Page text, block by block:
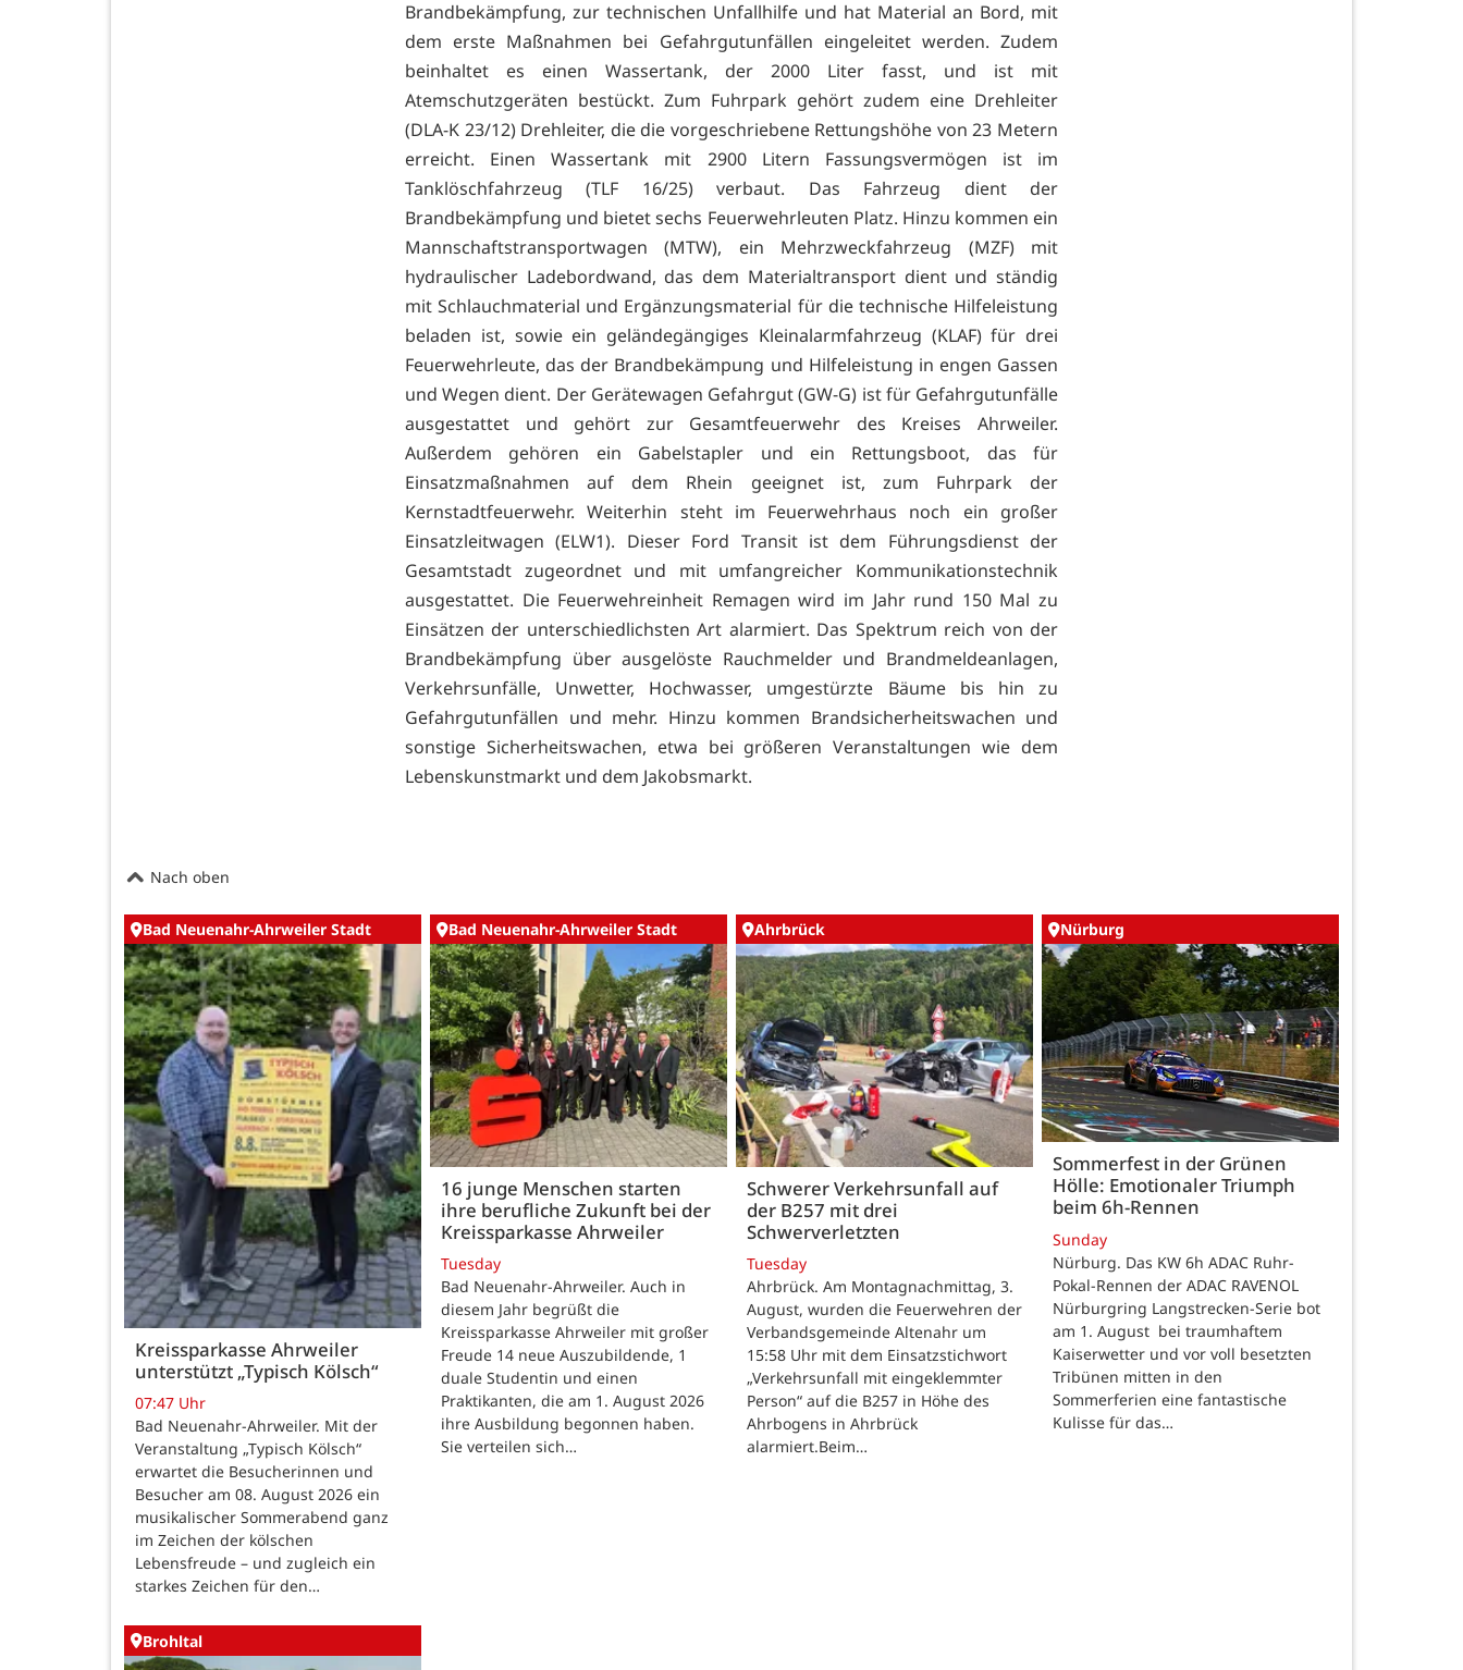
Brandbekämpfung, zur technischen Unfallhilfe und hat Material an Bord, mit
dem erste Maßnahmen bei Gefahrgutunfällen eingeleitet werden. Zudem
beinhaltet es einen Wassertank, der 2000 Liter fasst, und ist mit
Atemschutzgeräten bestückt. Zum Fuhrpark gehört zudem eine Drehleiter
(DLA-K 23/12) Drehleiter, die die vorgeschriebene Rettungshöhe von 23 Metern
erreicht. Einen Wassertank mit 2900 Litern Fassungsvermögen ist im
Tanklöschfahrzeug (TLF 16/25) verbaut. Das Fahrzeug dient der
Brandbekämpfung und bietet sechs Feuerwehrleuten Platz. Hinzu kommen ein
Mannschaftstransportwagen (MTW), ein Mehrzweckfahrzeug (MZF) mit
hydraulischer Ladebordwand, das dem Materialtransport dient und ständig
mit Schlauchmaterial und Ergänzungsmaterial für die technische Hilfeleistung
beladen ist, sowie ein geländegängiges Kleinalarmfahrzeug (KLAF) für drei
Feuerwehrleute, das der Brandbekämpung und Hilfeleistung in engen Gassen
und Wegen dient. Der Gerätewagen Gefahrgut (GW-G) ist für Gefahrgutunfälle
ausgestattet und gehört zur Gesamtfeuerwehr des Kreises Ahrweiler.
Außerdem gehören ein Gabelstapler und ein Rettungsboot, das für
Einsatzmaßnahmen auf dem Rhein geeignet ist, zum Fuhrpark der
Kernstadtfeuerwehr. Weiterhin steht im Feuerwehrhaus noch ein großer
Einsatzleitwagen (ELW1). Dieser Ford Transit ist dem Führungsdienst der
Gesamtstadt zugeordnet und mit umfangreicher Kommunikationstechnik
ausgestattet. Die Feuerwehreinheit Remagen wird im Jahr rund 150 Mal zu
Einsätzen der unterschiedlichsten Art alarmiert. Das Spektrum reich von der
Brandbekämpfung über ausgelöste Rauchmelder und Brandmeldeanlagen,
Verkehrsunfälle, Unwetter, Hochwasser, umgestürzte Bäume bis hin zu
Gefahrgutunfällen und mehr. Hinzu kommen Brandsicherheitswachen und
sonstige Sicherheitswachen, etwa bei größeren Veranstaltungen wie dem
Lebenskunstmarkt und dem Jakobsmarkt.
Nach oben
Bad Neuenahr-Ahrweiler Stadt
Kreissparkasse Ahrweiler
unterstützt „Typisch Kölsch“
07:47 Uhr
Bad Neuenahr-Ahrweiler. Mit der
Veranstaltung „Typisch Kölsch“
erwartet die Besucherinnen und
Besucher am 08. August 2026 ein
musikalischer Sommerabend ganz
im Zeichen der kölschen
Lebensfreude – und zugleich ein
starkes Zeichen für den…
Bad Neuenahr-Ahrweiler Stadt
16 junge Menschen starten
ihre berufliche Zukunft bei der
Kreissparkasse Ahrweiler
Tuesday
Bad Neuenahr-Ahrweiler. Auch in
diesem Jahr begrüßt die
Kreissparkasse Ahrweiler mit großer
Freude 14 neue Auszubildende, 1
duale Studentin und einen
Praktikanten, die am 1. August 2026
ihre Ausbildung begonnen haben.
Sie verteilen sich…
Ahrbrück
Schwerer Verkehrsunfall auf
der B257 mit drei
Schwerverletzten
Tuesday
Ahrbrück. Am Montagnachmittag, 3.
August, wurden die Feuerwehren der
Verbandsgemeinde Altenahr um
15:58 Uhr mit dem Einsatzstichwort
„Verkehrsunfall mit eingeklemmter
Person“ auf die B257 in Höhe des
Ahrbogens in Ahrbrück
alarmiert.Beim…
Nürburg
Sommerfest in der Grünen
Hölle: Emotionaler Triumph
beim 6h-Rennen
Sunday
Nürburg. Das KW 6h ADAC Ruhr-
Pokal-Rennen der ADAC RAVENOL
Nürburgring Langstrecken-Serie bot
am 1. August bei traumhaftem
Kaiserwetter und vor voll besetzten
Tribünen mitten in den
Sommerferien eine fantastische
Kulisse für das…
Brohltal